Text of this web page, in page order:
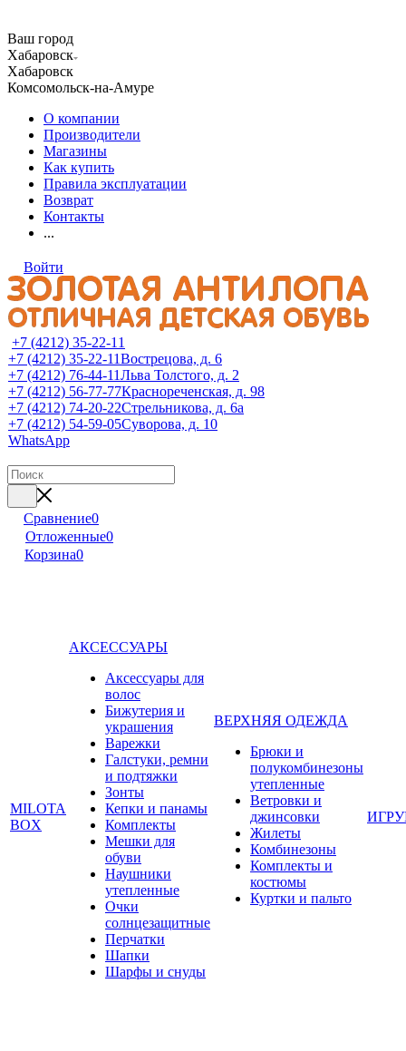
Ваш город
Хабаровск
Хабаровск
Комсомольск-на-Амуре
О компании
Производители
Магазины
Как купить
Правила эксплуатации
Возврат
Контакты
...
Войти
+7 (4212) 35-22-11
+7 (4212) 35-22-11Вострецова, д. 6
+7 (4212) 76-44-11Льва Толстого, д. 2
+7 (4212) 56-77-77Краснореченская, д. 98
+7 (4212) 74-20-22Стрельникова, д. 6а
+7 (4212) 54-59-05Суворова, д. 10
WhatsApp
Сравнение0
Отложенные0
Корзина0
MILOTA
BOX
АКСЕССУАРЫ
Аксессуары для
волос
Бижутерия и
украшения
Варежки
Галстуки, ремни
и подтяжки
Зонты
Кепки и панамы
Комплекты
Мешки для
обуви
Наушники
утепленные
Очки
солнцезащитные
Перчатки
Шапки
Шарфы и снуды
ВЕРХНЯЯ ОДЕЖДА
Брюки и
полукомбинезоны
утепленные
Ветровки и
джинсовки
Жилеты
Комбинезоны
Комплекты и
костюмы
Куртки и пальто